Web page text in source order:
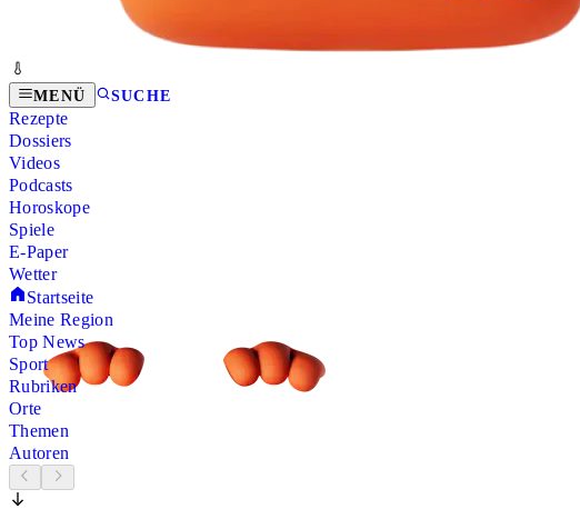
MENÜ SUCHE
Rezepte
Dossiers
Videos
Podcasts
Horoskope
Spiele
E-Paper
Wetter
Startseite
Meine Region
Top News
Sport
Rubriken
Orte
Themen
Autoren